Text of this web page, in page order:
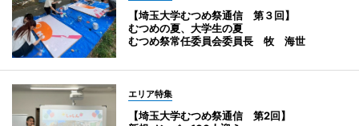
【埼玉大学むつめ祭通信 第３回】
むつめの夏、大学生の夏
むつめ祭常任委員会委員長 牧 海世
エリア特集
【埼玉大学むつめ祭通信 第2回】